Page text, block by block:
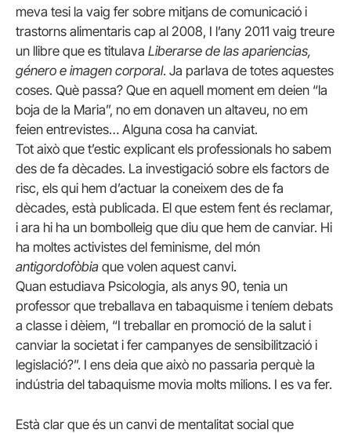
meva tesi la vaig fer sobre mitjans de comunicació i
trastorns alimentaris cap al 2008, I l’any 2011 vaig treure
un llibre que es titulava Liberarse de las apariencias,
género e imagen corporal. Ja parlava de totes aquestes
coses. Què passa? Que en aquell moment em deien “la
boja de la Maria”, no em donaven un altaveu, no em
feien entrevistes… Alguna cosa ha canviat.
Tot això que t’estic explicant els professionals ho sabem
des de fa dècades. La investigació sobre els factors de
risc, els qui hem d’actuar la coneixem des de fa
dècades, està publicada. El que estem fent és reclamar,
i ara hi ha un bombolleig que diu que hem de canviar. Hi
ha moltes activistes del feminisme, del món
antigordofòbia que volen aquest canvi.
Quan estudiava Psicologia, als anys 90, tenia un
professor que treballava en tabaquisme i teníem debats
a classe i dèiem, “I treballar en promoció de la salut i
canviar la societat i fer campanyes de sensibilització i
legislació?”. I ens deia que això no passaria perquè la
indústria del tabaquisme movia molts milions. I es va fer.
Està clar que és un canvi de mentalitat social que